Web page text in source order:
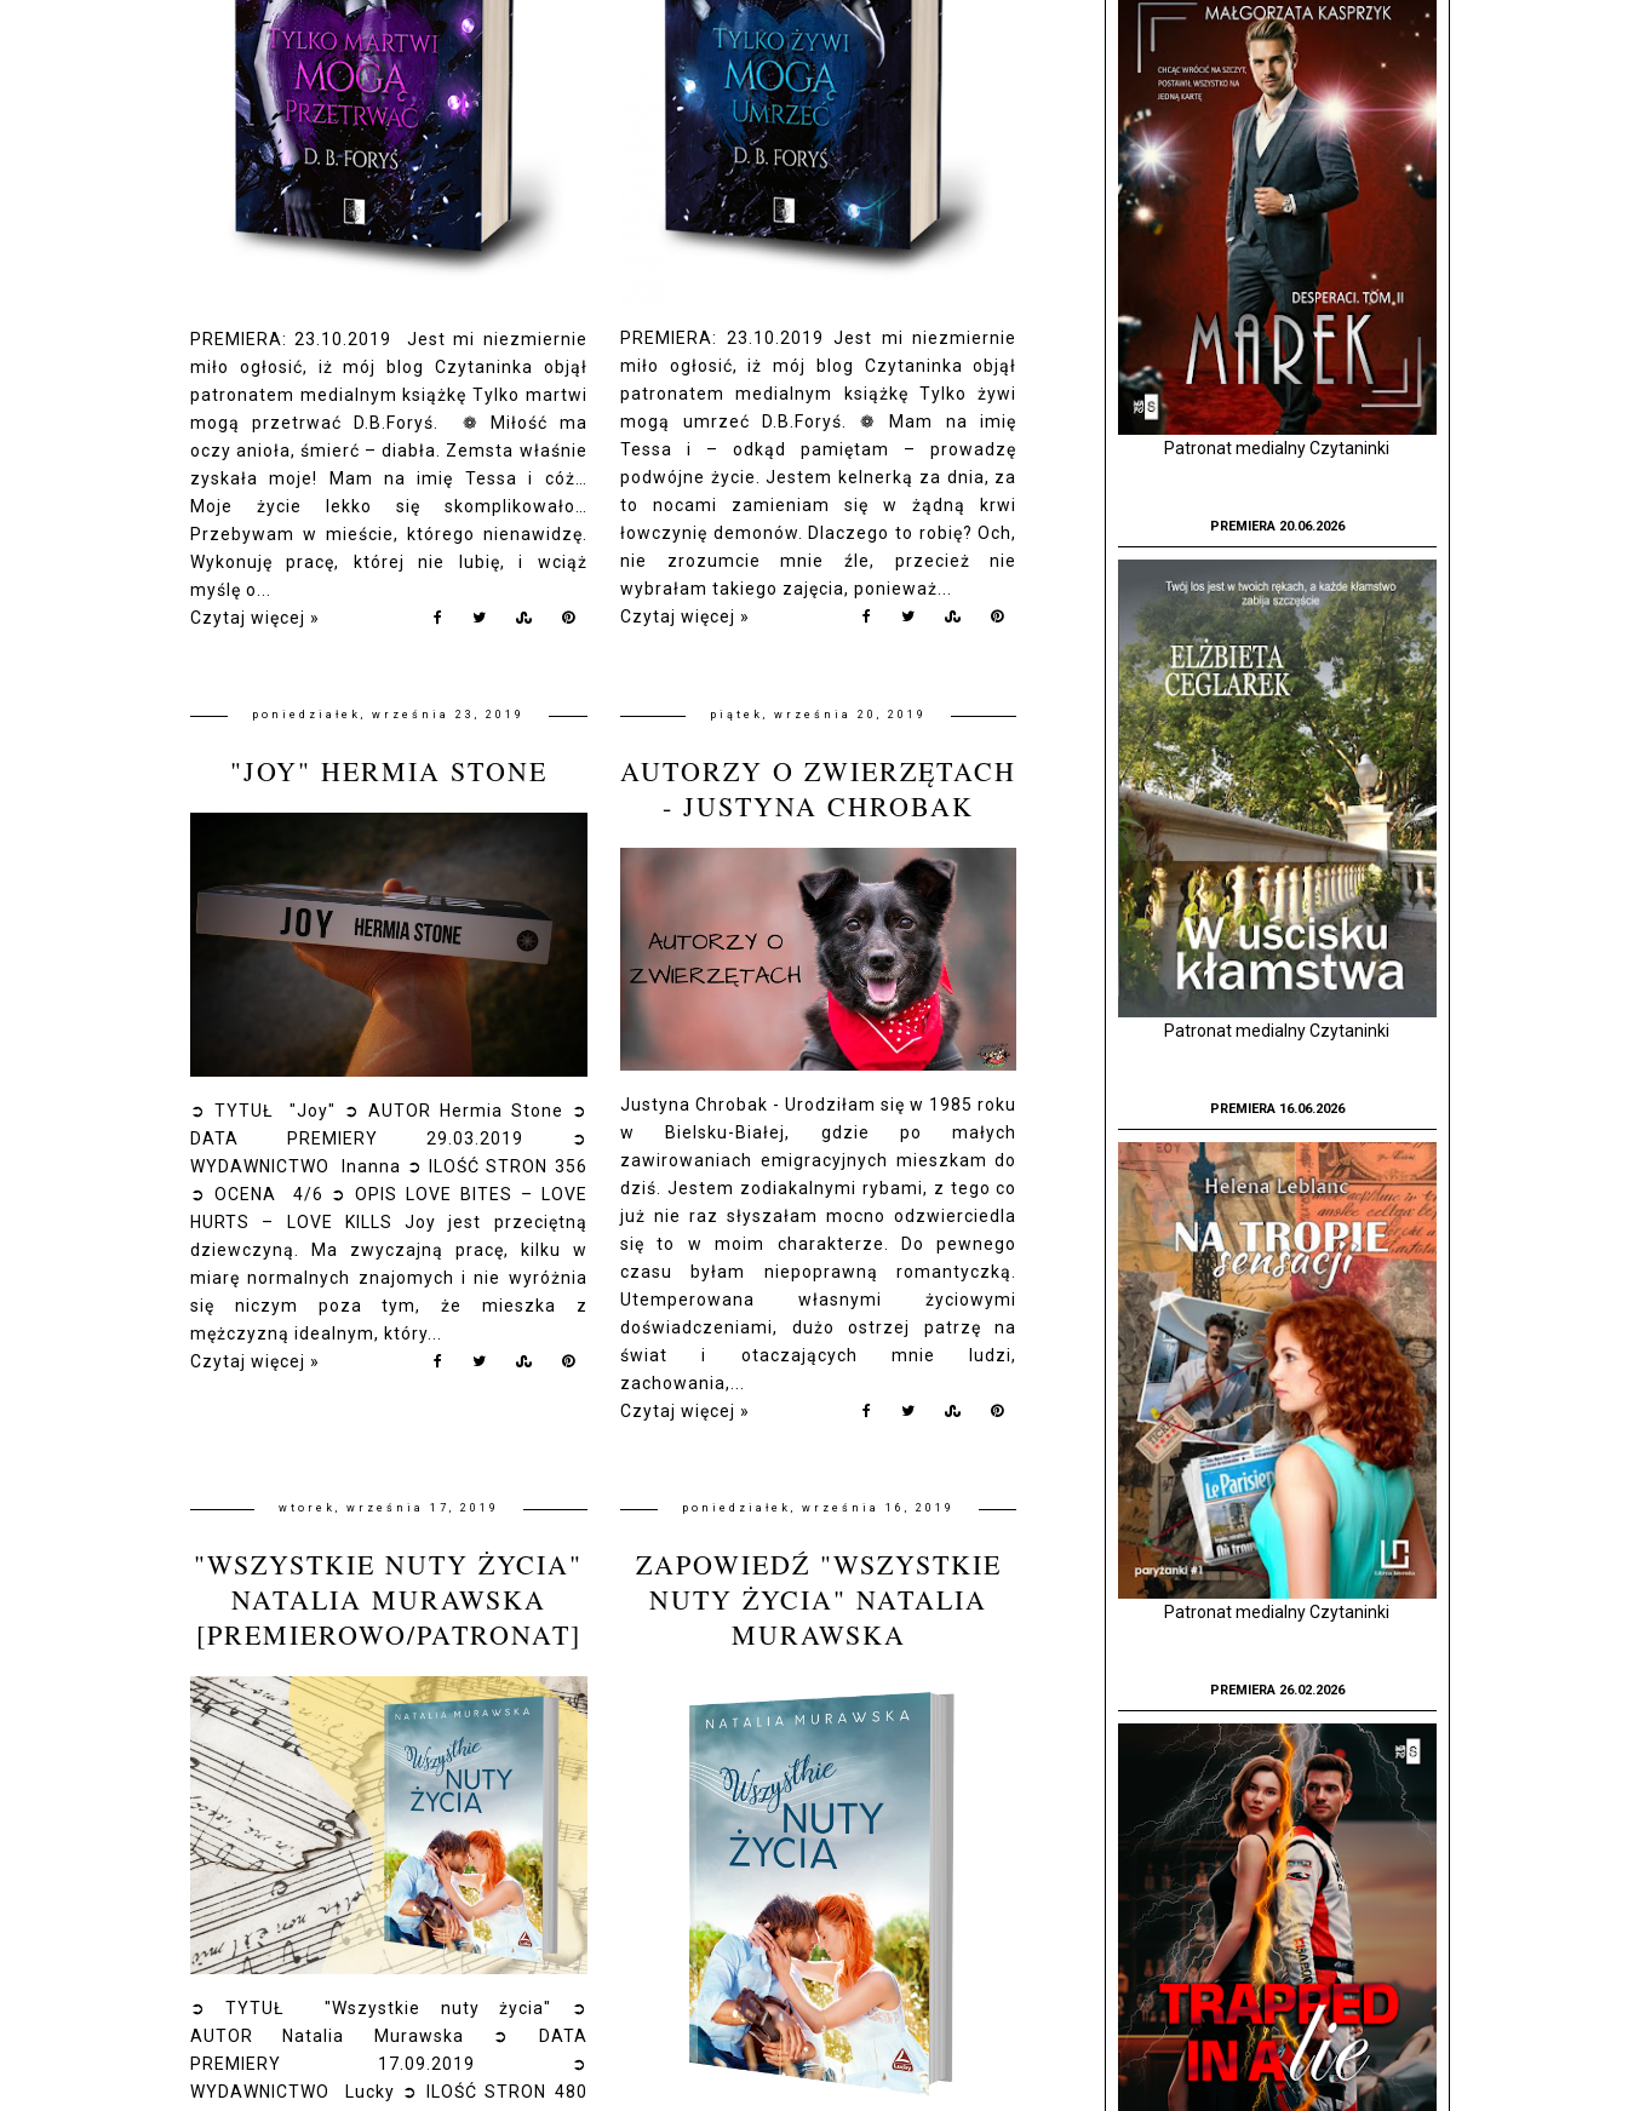
PREMIERA: 23.10.2019 Jest mi niezmiernie
miło ogłosić, iż mój blog Czytaninka objął
patronatem medialnym książkę Tylko martwi
mogą przetrwać D.B.Foryś. ❁ Miłość ma
oczy anioła, śmierć – diabła. Zemsta właśnie
zyskała moje! Mam na imię Tessa i cóż…
Moje życie lekko się skomplikowało…
Przebywam w mieście, którego nienawidzę.
Wykonuję pracę, której nie lubię, i wciąż
myślę o...
Czytaj więcej »
PREMIERA: 23.10.2019 Jest mi niezmiernie
miło ogłosić, iż mój blog Czytaninka objął
patronatem medialnym książkę Tylko żywi
mogą umrzeć D.B.Foryś. ❁ Mam na imię
Tessa i – odkąd pamiętam – prowadzę
podwójne życie. Jestem kelnerką za dnia, za
to nocami zamieniam się w żądną krwi
łowczynię demonów. Dlaczego to robię? Och,
nie zrozumcie mnie źle, przecież nie
wybrałam takiego zajęcia, ponieważ...
Czytaj więcej »
poniedziałek, września 23, 2019
"JOY" HERMIA STONE
➲ TYTUŁ "Joy" ➲ AUTOR Hermia Stone ➲
DATA PREMIERY 29.03.2019 ➲
WYDAWNICTWO Inanna ➲ ILOŚĆ STRON 356
➲ OCENA 4/6 ➲ OPIS LOVE BITES – LOVE
HURTS – LOVE KILLS Joy jest przeciętną
dziewczyną. Ma zwyczajną pracę, kilku w
miarę normalnych znajomych i nie wyróżnia
się niczym poza tym, że mieszka z
mężczyzną idealnym, który...
Czytaj więcej »
piątek, września 20, 2019
AUTORZY O ZWIERZĘTACH
- JUSTYNA CHROBAK
Justyna Chrobak - Urodziłam się w 1985 roku
w Bielsku-Białej, gdzie po małych
zawirowaniach emigracyjnych mieszkam do
dziś. Jestem zodiakalnymi rybami, z tego co
już nie raz słyszałam mocno odzwierciedla
się to w moim charakterze. Do pewnego
czasu byłam niepoprawną romantyczką.
Utemperowana własnymi życiowymi
doświadczeniami, dużo ostrzej patrzę na
świat i otaczających mnie ludzi,
zachowania,...
Czytaj więcej »
wtorek, września 17, 2019
"WSZYSTKIE NUTY ŻYCIA"
NATALIA MURAWSKA
[PREMIEROWO/PATRONAT]
➲ TYTUŁ "Wszystkie nuty życia" ➲
AUTOR Natalia Murawska ➲ DATA
PREMIERY 17.09.2019 ➲
WYDAWNICTWO Lucky ➲ ILOŚĆ STRON 480
poniedziałek, września 16, 2019
ZAPOWIEDŹ "WSZYSTKIE
NUTY ŻYCIA" NATALIA
MURAWSKA
Patronat medialny Czytaninki
PREMIERA 20.06.2026
Patronat medialny Czytaninki
PREMIERA 16.06.2026
Patronat medialny Czytaninki
PREMIERA 26.02.2026